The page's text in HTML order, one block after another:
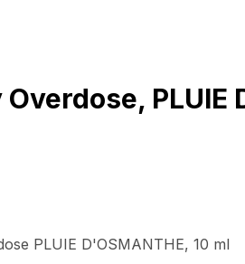
PLUIE
PLUIE D'OSMANTHE, 10 ml